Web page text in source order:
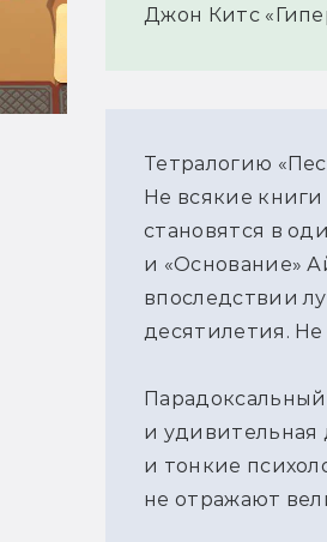
Джон Китс
Тетралогию
Не всякие
становятся в
и «Основание»
впоследствии
десятилетия.
и удивительная
и тонкие
не отражают